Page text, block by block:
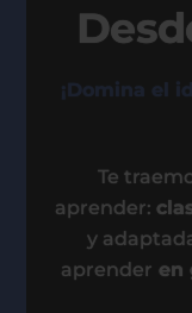
¡Domina el
Te
aprender:
y
aprender en